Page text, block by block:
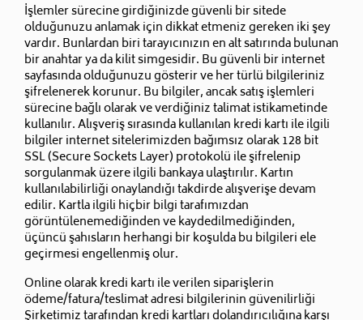
İşlemler sürecine girdiğinizde güvenli bir sitede
olduğunuzu anlamak için dikkat etmeniz gereken iki şey
vardır. Bunlardan biri tarayıcınızın en alt satırında bulunan
bir anahtar ya da kilit simgesidir. Bu güvenli bir internet
sayfasında olduğunuzu gösterir ve her türlü bilgileriniz
şifrelenerek korunur. Bu bilgiler, ancak satış işlemleri
sürecine bağlı olarak ve verdiğiniz talimat istikametinde
kullanılır. Alışveriş sırasında kullanılan kredi kartı ile ilgili
bilgiler internet sitelerimizden bağımsız olarak 128 bit
SSL (Secure Sockets Layer) protokolü ile şifrelenip
sorgulanmak üzere ilgili bankaya ulaştırılır. Kartın
kullanılabilirliği onaylandığı takdirde alışverişe devam
edilir. Kartla ilgili hiçbir bilgi tarafımızdan
görüntülenemediğinden ve kaydedilmediğinden,
üçüncü şahısların herhangi bir koşulda bu bilgileri ele
geçirmesi engellenmiş olur.
Online olarak kredi kartı ile verilen siparişlerin
ödeme/fatura/teslimat adresi bilgilerinin güvenilirliği